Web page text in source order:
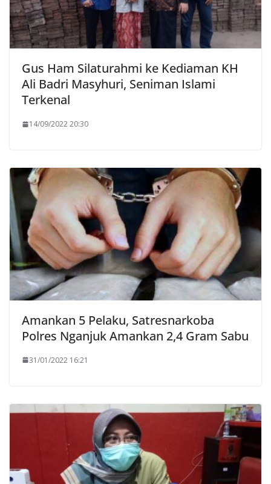
Gus Ham Silaturahmi ke Kediaman KH
Ali Badri Masyhuri, Seniman Islami
Terkenal
14/09/2022 20:30
Amankan 5 Pelaku, Satresnarkoba
Polres Nganjuk Amankan 2,4 Gram Sabu
31/01/2022 16:21